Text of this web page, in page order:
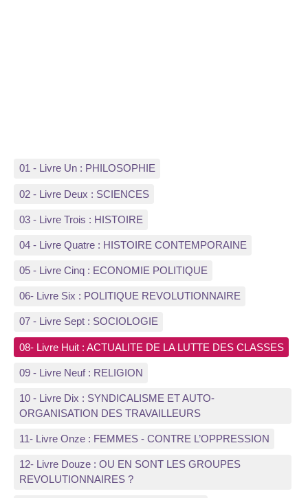
01 - Livre Un : PHILOSOPHIE
02 - Livre Deux : SCIENCES
03 - Livre Trois : HISTOIRE
04 - Livre Quatre : HISTOIRE CONTEMPORAINE
05 - Livre Cinq : ECONOMIE POLITIQUE
06- Livre Six : POLITIQUE REVOLUTIONNAIRE
07 - Livre Sept : SOCIOLOGIE
08- Livre Huit : ACTUALITE DE LA LUTTE DES CLASSES
09 - Livre Neuf : RELIGION
10 - Livre Dix : SYNDICALISME ET AUTO-
ORGANISATION DES TRAVAILLEURS
11- Livre Onze : FEMMES - CONTRE L’OPPRESSION
12- Livre Douze : OU EN SONT LES GROUPES
REVOLUTIONNAIRES ?